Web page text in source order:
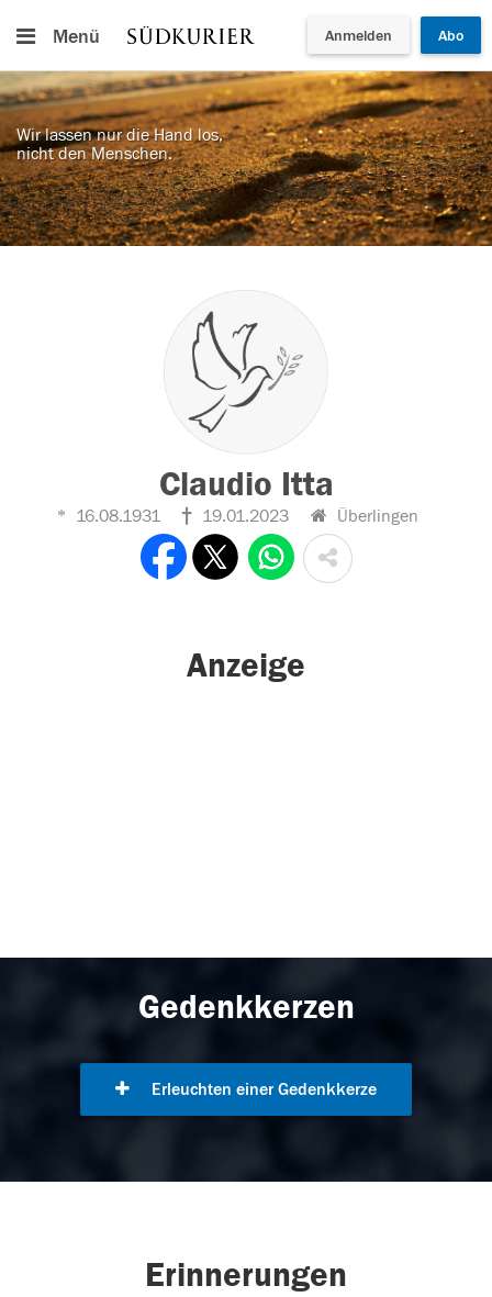
Menü Anmelden Abo
Wir lassen nur die Hand los,
nicht den Menschen.
Claudio Itta
16.08.1931 19.01.2023 Überlingen
Anzeige
Gedenkkerzen
Erleuchten einer Gedenkkerze
Erinnerungen